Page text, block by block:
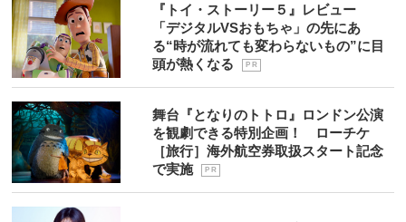
『トイ・ストーリー５』レビュー
「デジタルVSおもちゃ」の先にあ
る“時が流れても変わらないもの”に目
頭が熱くなる
P R
舞台『となりのトトロ』ロンドン公演
を観劇できる特別企画！ ローチケ
［旅行］海外航空券取扱スタート記念
で実施
P R